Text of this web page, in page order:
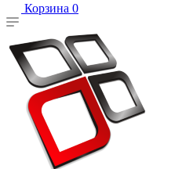
Корзина 0